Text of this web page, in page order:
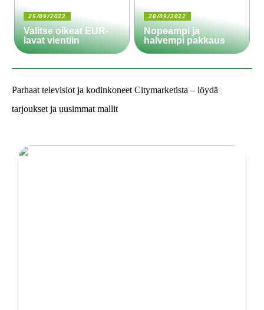
25/09/2022
Valitse oikeat EUR-
lavat vientiin
20/09/2022
Nopeampi ja
halvempi pakkaus
Parhaat televisiot ja kodinkoneet Citymarketista – löydä
tarjoukset ja uusimmat mallit